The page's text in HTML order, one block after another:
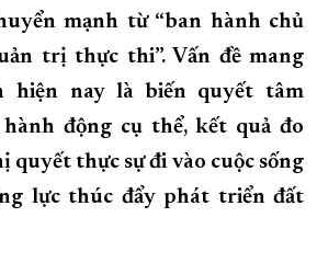
TRANG CHỦ VỀ BÁO KHÁNH HÒA
mạnh từ “ban hành chủ
trị thực thi”. Vấn đề mang
hiện nay là biến quyết tâm
động cụ thể, kết quả đo
quyết thực sự đi vào cuộc sống
lực thúc đẩy phát triển đất